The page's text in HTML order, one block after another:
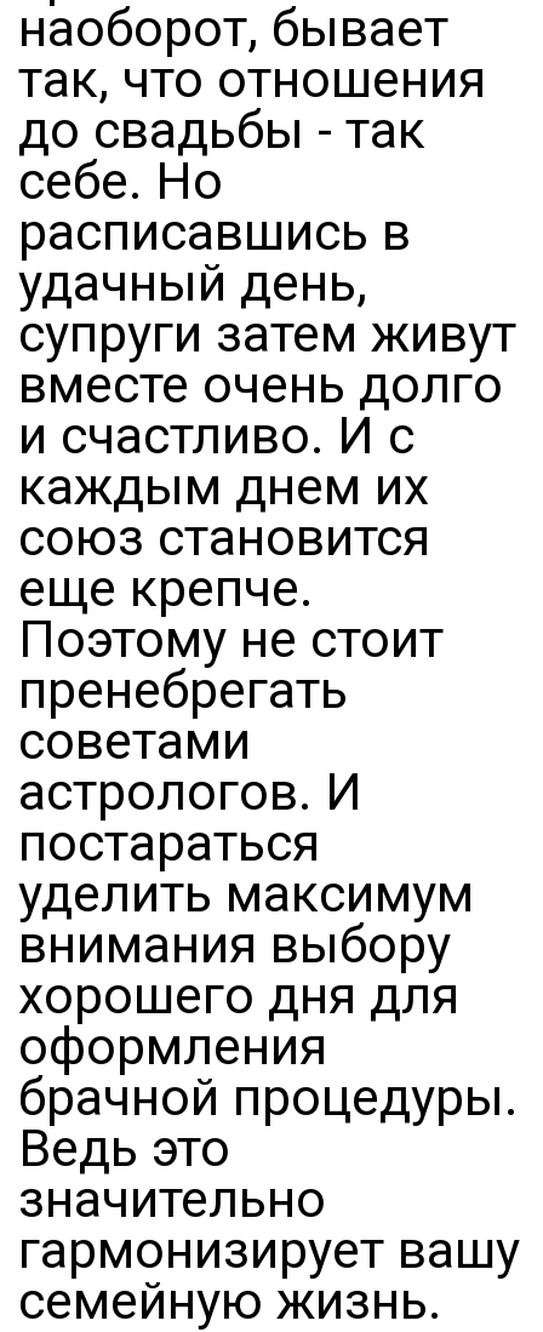
наоборот, бывает
так, что отношения
до свадьбы - так
себе. Но
расписавшись в
удачный день,
супруги затем живут
вместе очень долго
и счастливо. И с
каждым днем их
союз становится
еще крепче.
Поэтому не стоит
пренебрегать
советами
астрологов. И
постараться
уделить максимум
внимания выбору
хорошего дня для
оформления
брачной процедуры.
Ведь это
значительно
гармонизирует вашу
семейную жизнь.